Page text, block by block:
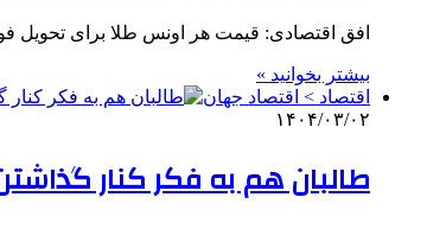
افق اقتصادی: قیمت هر اونس طلا برای تحویل فوری، با ۰.۷ درصد کاهش، به ۳۲۹۳ دلار و
بیشتر بخوانید »
اقتصاد > اقتصاد جهان
۱۴۰۴/۰۳/۰۲
طالبان هم به فکر کنار گذاشتن